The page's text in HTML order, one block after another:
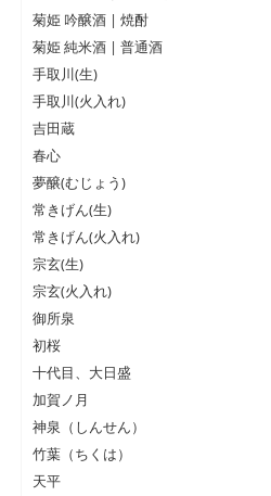
菊姫 吟醸酒 | 焼酎
菊姫 純米酒 | 普通酒
手取川(生)
手取川(火入れ)
吉田蔵
春心
夢醸(むじょう)
常きげん(生)
常きげん(火入れ)
宗玄(生)
宗玄(火入れ)
御所泉
初桜
十代目、大日盛
加賀ノ月
神泉（しんせん）
竹葉（ちくは）
天平